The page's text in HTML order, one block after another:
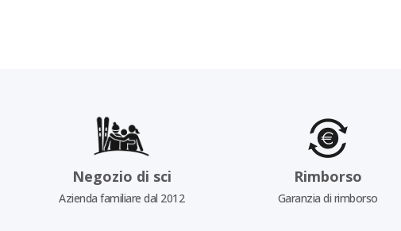
Negozio di sci
Azienda familiare dal 2012
Rimborso
Garanzia di rimborso